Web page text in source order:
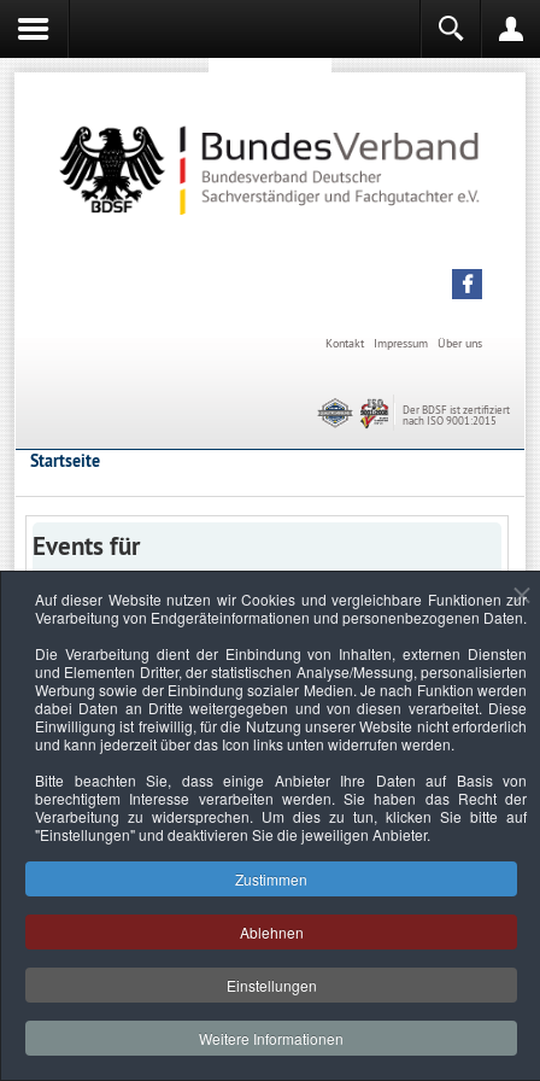
Über uns
Impressum
Kontakt
Der BDSF ist zertifiziert
nach ISO 9001:2015
Startseite
Events für
Keine Termine
Datenschutzerklärung Urheberrechtsnachweise Nachhaltigkeit
Copyright © 2026. Bundesverband Deutscher
Sachverständiger und Fachgutachter e.V..
Auf dieser Website nutzen wir Cookies und vergleichbare Funktionen zur
Verarbeitung von Endgeräteinformationen und personenbezogenen Daten.
Die Verarbeitung dient der Einbindung von Inhalten, externen Diensten
und Elementen Dritter, der statistischen Analyse/Messung, personalisierten
Werbung sowie der Einbindung sozialer Medien. Je nach Funktion werden
dabei Daten an Dritte weitergegeben und von diesen verarbeitet. Diese
Einwilligung ist freiwillig, für die Nutzung unserer Website nicht erforderlich
und kann jederzeit über das Icon links unten widerrufen werden.
Bitte beachten Sie, dass einige Anbieter Ihre Daten auf Basis von
berechtigtem Interesse verarbeiten werden. Sie haben das Recht der
Verarbeitung zu widersprechen. Um dies zu tun, klicken Sie bitte auf
"Einstellungen"und deaktivieren Sie die jeweiligen Anbieter.
Zustimmen
Ablehnen
Einstellungen
Weitere Informationen